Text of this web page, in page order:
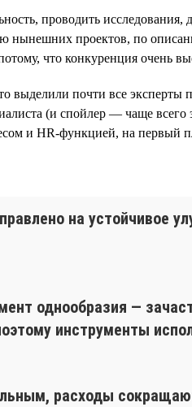
проводить
нынешних проектов, по
что конкуренция очень
почти все эксперты
(и спойлер — чаще
и HR-функцией, на первый
на устойчивое
однообразия —
инструменты
расходы